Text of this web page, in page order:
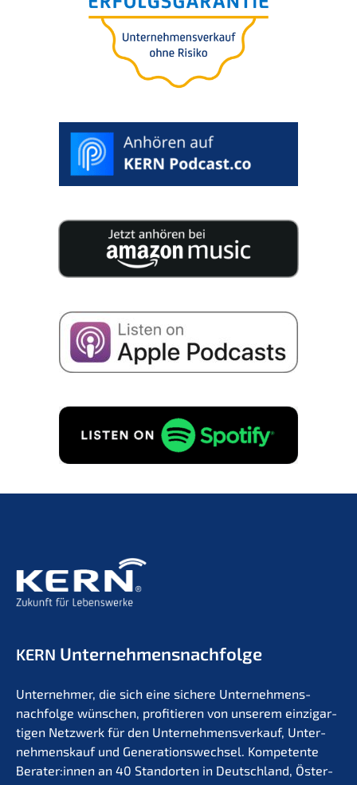
Für Siekostenfrei.100%
vertraulich. Inklusive Auswertung.
BEWERTUNG STARTEN >
KERN Unternehmens­nachfolge
Unter­neh­mer, die sich eine siche­re Unternehmens­
nachfolge wünschen, profi­tie­ren von unserem einzig­ar­
ti­gen Netzwerk für den Unter­nehmens­verkauf, Unter­
nehmens­kauf und Generations­wechsel. Kompe­ten­te
Berater:innen an 40 Stand­or­ten in Deutsch­land, Öster­